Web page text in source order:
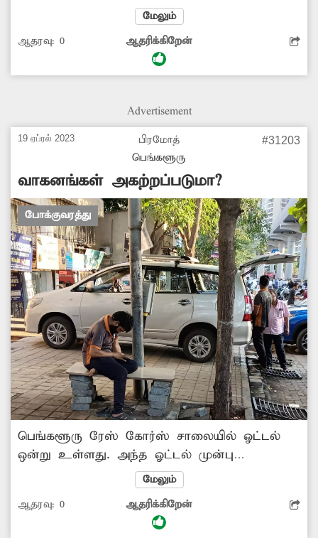
பகுதியினர் அதிகம் பயன்படுத்தி வருகின்றனர்.
ஆனால் கடந்த சில நாட்களாக அந்த
நடைபாதையில் சிலர் மோட்டார் சைக்கிள்களை
நிறுத்தி உள்ளனர். இதனால் பாதசாரிகள் அவதி
மேலும்
ஆதரவு: 0 ஆதரிக்கிறேன்
Advertisement
19 ஏப்ரல் 2023
பிரமோத்
பெங்களூரு
#31203
வாகனங்கள் அகற்றப்படுமா?
போக்குவரத்து
பெங்களூரு ரேஸ் கோர்ஸ் சாலையில் ஓட்டல்
ஒன்று உள்ளது. அந்த ஓட்டல் முன்பு
நடைபாதை உள்ளது. அந்த நடைபாதையின்
குறுக்கே ஓட்டலுக்கு வருபவர்கள் வாகனங்களை
நிறுத்திவிட்டு செல்கின்றனர். இதனால்
பாதசாரிகளால் நடைபாதையை பயன்படுத்த
மேலும்
ஆதரவு: 0 ஆதரிக்கிறேன்